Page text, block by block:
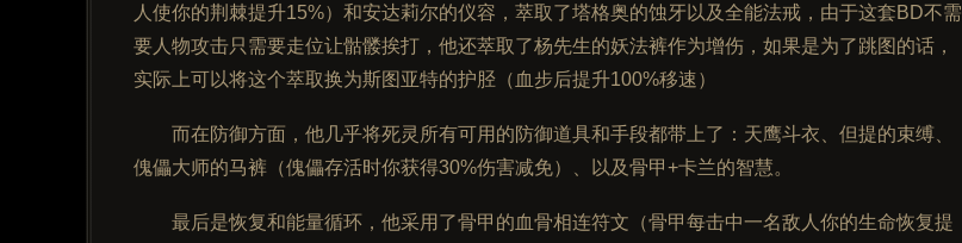
人使你的荆棘提升15%）和安达莉尔的仪容，萃取了塔格奥的蚀牙以及全能法戒，由于这套BD不需
要人物攻击只需要走位让骷髅挨打，他还萃取了杨先生的妖法裤作为增伤，如果是为了跳图的话，
实际上可以将这个萃取换为斯图亚特的护胫（血步后提升100%移速）
而在防御方面，他几乎将死灵所有可用的防御道具和手段都带上了：天鹰斗衣、但提的束缚、
傀儡大师的马裤（傀儡存活时你获得30%伤害减免）、以及骨甲+卡兰的智慧。
最后是恢复和能量循环，他采用了骨甲的血骨相连符文（骨甲每击中一名敌人你的生命恢复提